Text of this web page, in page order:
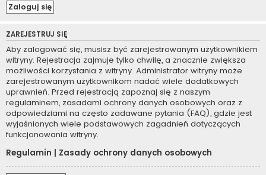
ZAREJESTRUJ SIĘ
Aby zalogować się, musisz być zarejestrowanym użytkownikiem
witryny. Rejestracja zajmuje tylko chwilę, a znacznie zwiększa
możliwości korzystania z witryny. Administrator witryny może
zarejestrowanym użytkownikom nadać wiele dodatkowych
uprawnień. Przed rejestracją zapoznaj się z naszym
regulaminem, zasadami ochrony danych osobowych oraz z
odpowiedziami na często zadawane pytania (FAQ), gdzie jest
wyjaśnionych wiele podstawowych zagadnień dotyczących
funkcjonowania witryny.
Regulamin | Zasady ochrony danych osobowych